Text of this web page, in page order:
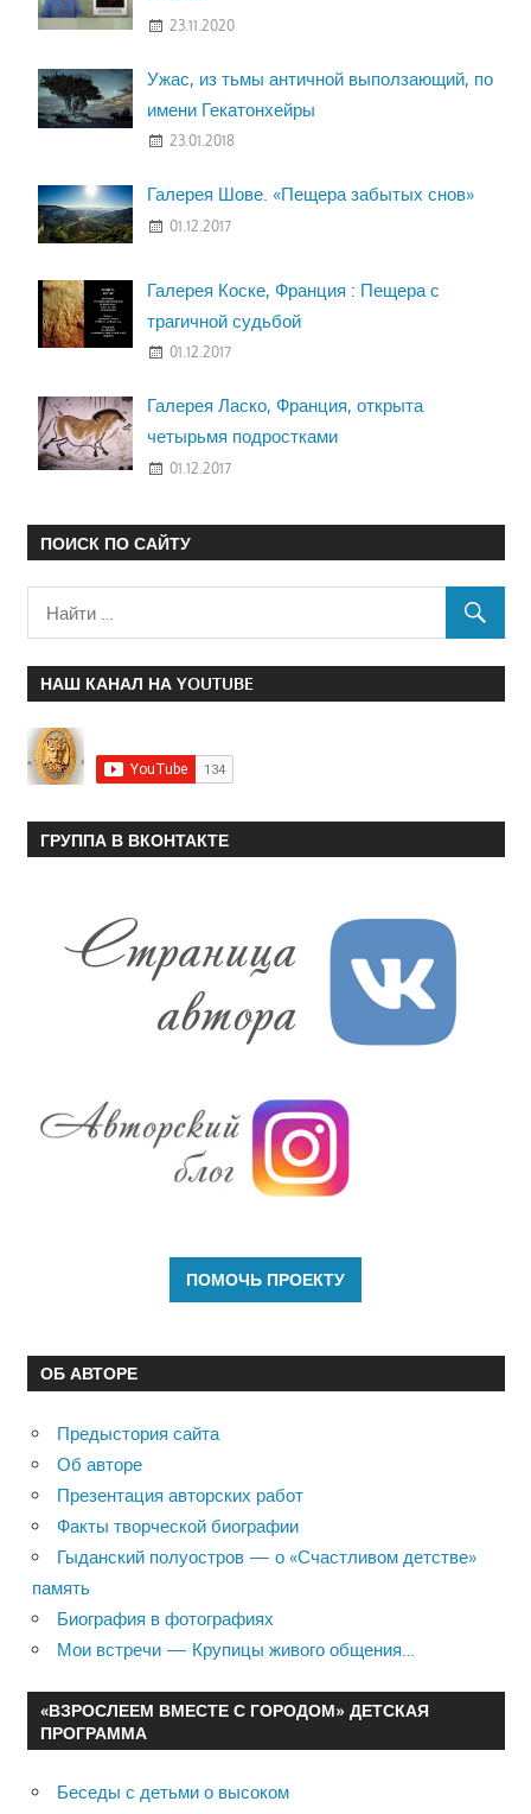
23.11.2020
Ужас, из тьмы античной выползающий, по
имени Гекатонхейры
23.01.2018
Галерея Шове. «Пещера забытых снов»
01.12.2017
Галерея Коске, Франция : Пещера с
трагичной судьбой
01.12.2017
Галерея Ласко, Франция, открыта
четырьмя подростками
01.12.2017
ПОИСК ПО САЙТУ
НАШ КАНАЛ НА YOUTUBE
ГРУППА В ВКОНТАКТЕ
ОБ АВТОРЕ
Предыстория сайта
Об авторе
Презентация авторских работ
Факты творческой биографии
Гыданский полуостров — о «Счастливом детстве»
память
Биография в фотографиях
Мои встречи — Крупицы живого общения…
«ВЗРОСЛЕЕМ ВМЕСТЕ С ГОРОДОМ» ДЕТСКАЯ
ПРОГРАММА
Беседы с детьми о высоком